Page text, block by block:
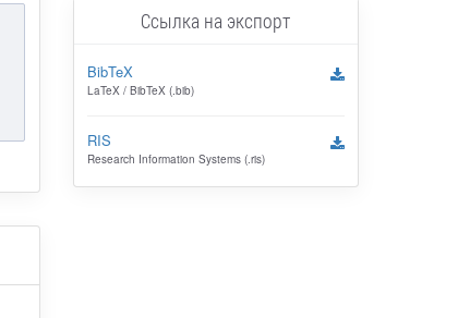
Ссылка на экспорт
BibTeX
LaTeX / BibTeX (.bib)
RIS
Research Information Systems (.ris)